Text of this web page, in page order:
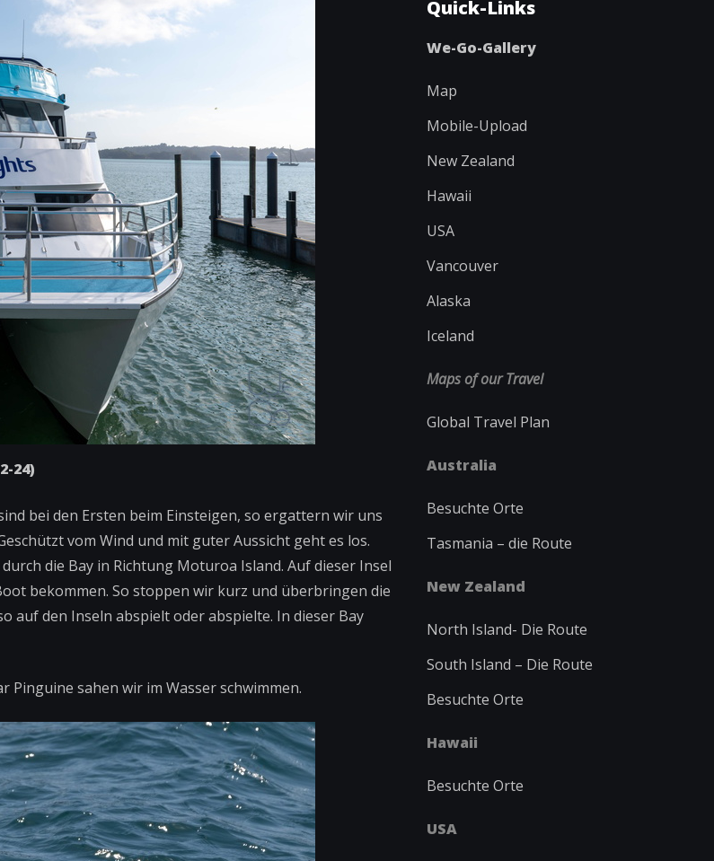
24)
bei den Ersten beim Einsteigen, so ergattern wir uns
vom Wind und mit guter Aussicht geht es los.
die Bay in Richtung Moturoa Island. Auf dieser Insel
bekommen. So stoppen wir kurz und überbringen die
auf den Inseln abspielt oder abspielte. In dieser Bay
Pinguine sahen wir im Wasser schwimmen.
Quick-Links
We-Go-Gallery
Map
Mobile-Upload
New Zealand
Hawaii
USA
Vancouver
Alaska
Iceland
Maps of our Travel
Global Travel Plan
Australia
Besuchte Orte
Tasmania – die Route
New Zealand
North Island- Die Route
South Island – Die Route
Besuchte Orte
Hawaii
Besuchte Orte
USA